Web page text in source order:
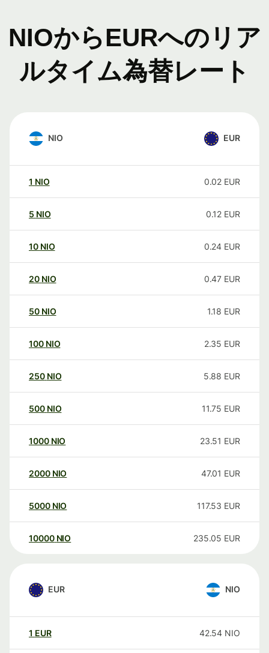
NIOからEURへのリア
ルタイム為替レート
NIO EUR
1 NIO 0.02 EUR
5 NIO 0.12 EUR
10 NIO 0.24 EUR
20 NIO 0.47 EUR
50 NIO 1.18 EUR
100 NIO 2.35 EUR
250 NIO 5.88 EUR
500 NIO 11.75 EUR
1000 NIO 23.51 EUR
2000 NIO 47.01 EUR
5000 NIO 117.53 EUR
10000 NIO 235.05 EUR
EUR NIO
1 EUR 42.54 NIO